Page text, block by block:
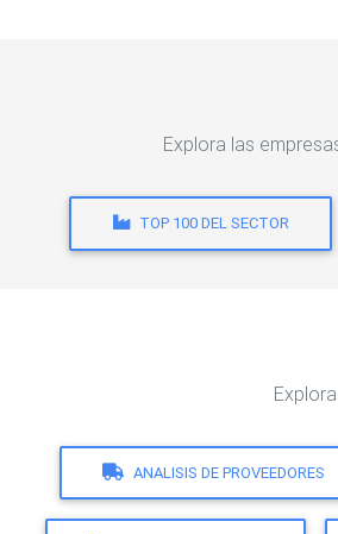
Explora las
TOP 100 DEL SECTOR
ANALISIS DE PROVEEDORES